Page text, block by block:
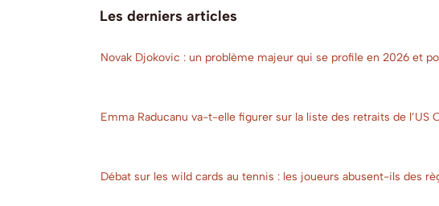
Les derniers articles
Novak Djokovic : un problème majeur qui se profile en 2026 et
Emma Raducanu va-t-elle figurer sur la liste des retraits de l’US
Débat sur les wild cards au tennis : les joueurs abusent-ils des